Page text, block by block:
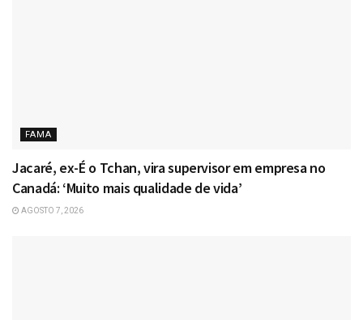
FAMA
Jacaré, ex-É o Tchan, vira supervisor em empresa no
Canadá: ‘Muito mais qualidade de vida’
AGOSTO 7, 2026